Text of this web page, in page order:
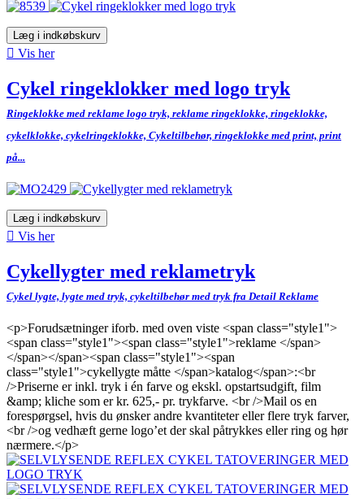
Læg i indkøbskurv
 Vis her
Cykel ringeklokker med logo tryk
Ringeklokke med reklame logo tryk, reklame ringeklokke, ringeklokke,
cykelklokke, cykelringeklokke, Cykeltilbehør, ringeklokke med print, print
på...
Læg i indkøbskurv
 Vis her
Cykellygter med reklametryk
Cykel lygte, lygte med tryk, cykeltilbehør med tryk fra Detail Reklame
<p>Forudsætninger iforb. med oven viste <span class="style1">
<span class="style1"><span class="style1">reklame </span>
</span></span><span class="style1"><span
class="style1">cykellygte måtte </span>katalog</span>:<br
/>Priserne er inkl. tryk i én farve og ekskl. opstartsudgift, film
&amp; kliche som er kr. 625,- pr. trykfarve. <br />Mail os en
forespørgsel, hvis du ønsker andre kvantiteter eller flere tryk farver,
<br />og vedhæft gerne logo’et der skal påtrykkes eller ring og hør
nærmere.</p>